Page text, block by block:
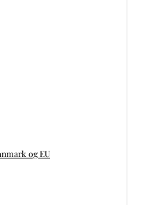
og EU